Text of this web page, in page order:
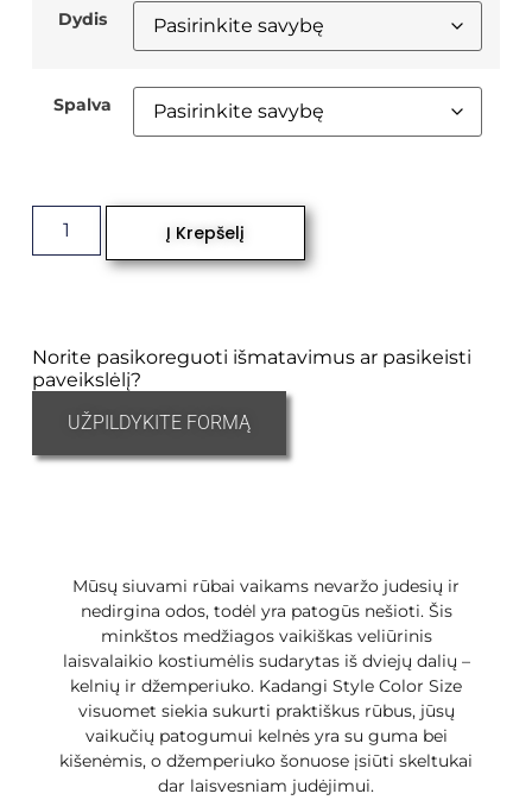
Mūsų siuvami rūbai vaikams nevaržo judesių ir
nedirgina odos, todėl yra patogūs nešioti. Šis
minkštos medžiagos vaikiškas veliūrinis
laisvalaikio kostiumėlis sudarytas iš dviejų dalių –
kelnių ir džemperiuko. Kadangi Style Color Size
visuomet siekia sukurti praktiškus rūbus, jūsų
vaikučių patogumui kelnės yra su guma bei
kišenėmis, o džemperiuko šonuose įsiūti skeltukai
dar laisvesniam judėjimui.
Dydis
Spalva
Į Krepšelį
Norite pasikoreguoti išmatavimus ar pasikeisti
paveikslėlį?
UŽPILDYKITE FORMĄ